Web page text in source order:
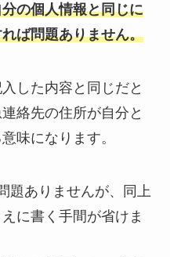
の個人情報と同じに
ば問題ありません。
した内容と同じだと
絡先の住所が自分と
味になります。
題ありませんが、同上
に書く手間が省けま